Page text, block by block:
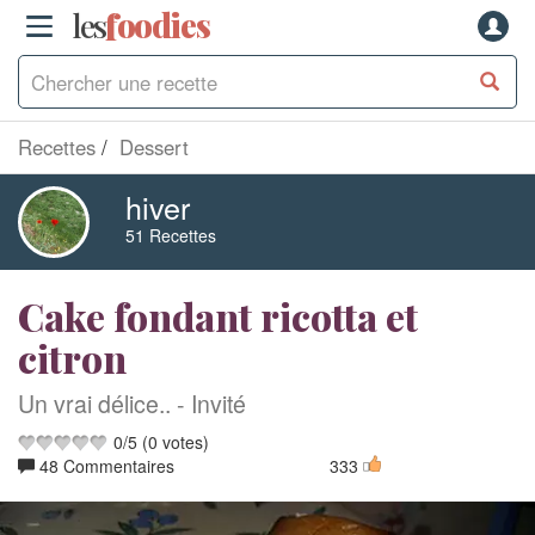
lesfoodies
Recettes Dessert
hiver
51 Recettes
Cake fondant ricotta et
citron
Un vrai délice.. - Invité
0/5 (0 votes)
48 Commentaires
333